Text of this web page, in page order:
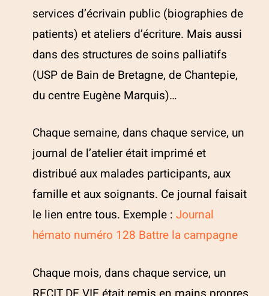
services d’écrivain public (biographies de
patients) et ateliers d’écriture. Mais aussi
dans des structures de soins palliatifs
(USP de Bain de Bretagne, de Chantepie,
du centre Eugène Marquis)…
Chaque semaine, dans chaque service, un
journal de l’atelier était imprimé et
distribué aux malades participants, aux
famille et aux soignants. Ce journal faisait
le lien entre tous. Exemple : Journal
hémato numéro 128 Battre la campagne
Chaque mois, dans chaque service, un